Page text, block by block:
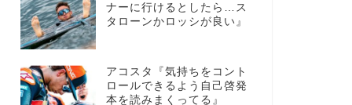
ナーに行けるとしたら…ス
タローンかロッシが良い』
アコスタ『気持ちをコント
ロールできるよう自己啓発
本を読みまくってる』